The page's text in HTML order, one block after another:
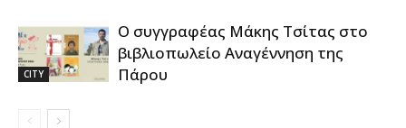
CITY
Ο συγγραφέας Μάκης Τσίτας στο
βιβλιοπωλείο Αναγέννηση της
Πάρου